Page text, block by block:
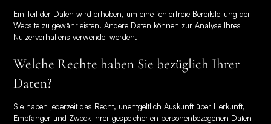
Ein Teil der Daten wird erhoben, um eine fehlerfreie Bereitstellung der
Website zu gewährleisten. Andere Daten können zur Analyse Ihres
Nutzerverhaltens verwendet werden.
Welche Rechte haben Sie bezüglich Ihrer
Daten?
Sie haben jederzeit das Recht, unentgeltlich Auskunft über Herkunft,
Empfänger und Zweck Ihrer gespeicherten personenbezogenen Daten